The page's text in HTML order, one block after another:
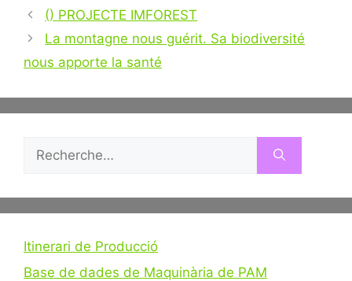
Navigation
des
() PROJECTE IMFOREST
La montagne nous guérit. Sa biodiversité
nous apporte la santé
Itinerari de Producció
Base de dades de Maquinària de PAM